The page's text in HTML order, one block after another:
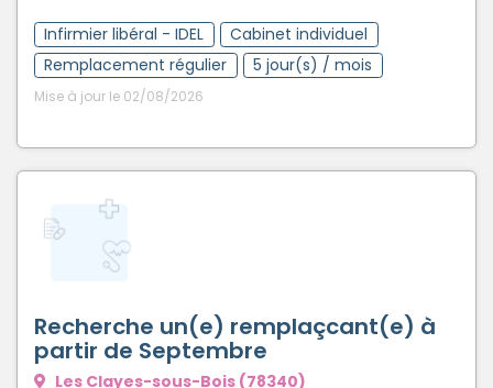
Infirmier libéral - IDEL
Cabinet individuel
Remplacement régulier
5 jour(s) / mois
Mise à jour le 02/08/2026
Recherche un(e) remplaçcant(e) à
partir de Septembre
Les Clayes-sous-Bois (78340)